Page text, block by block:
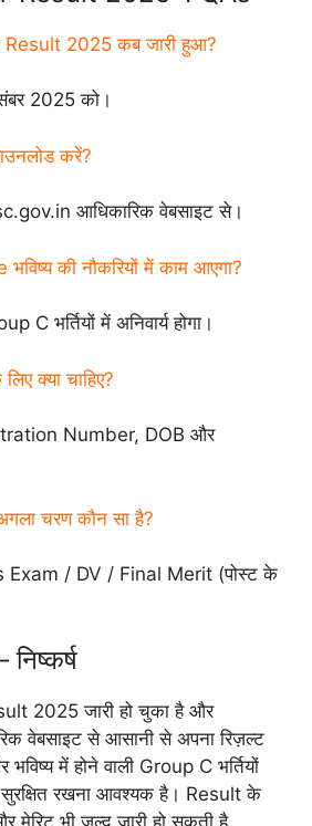
Result 2025 कब जारी हुआ?
2025 को।
करें?
आधिकारिक वेबसाइट से।
की नौकरियों में काम आएगा?
C भर्तियों में अनिवार्य होगा।
क्या चाहिए?
Number, DOB और
चरण कौन सा है?
Exam / DV / Final Merit (पोस्ट के
2025 जारी हो चुका है और
वेबसाइट से आसानी से अपना रिज़ल्ट
में होने वाली Group C भर्तियों
सुरक्षित रखना आवश्यक है। Result के
भी जल्द जारी हो सकती है,